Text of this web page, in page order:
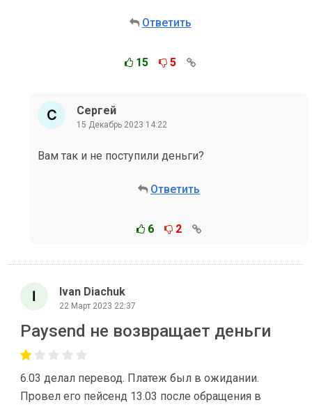
Ответить
15 5
Сергей
15 Декабрь 2023 14:22
Вам так и не поступили деньги?
Ответить
6 2
Ivan Diachuk
22 Март 2023 22:37
Paysend не возвращает деньги
6.03 делал перевод. Платеж был в ожидании.
Провел его пейсенд 13.03 после обращения в